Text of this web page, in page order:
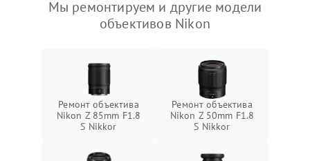
Мы ремонтируем и другие модели
объективов Nikon
Ремонт объектива
Nikon Z 85mm F1.8
S Nikkor
Ремонт объектива
Nikon Z 50mm F1.8
S Nikkor